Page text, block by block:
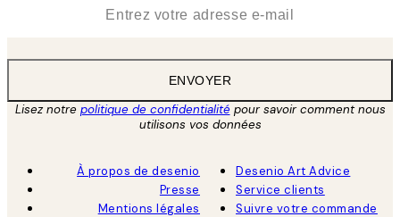
ENVOYER
Lisez notre politique de confidentialitépour savoir comment nous
utilisons vos données
À propos de desenio
Presse
Mentions légales
Desenio Art Advice
Service clients
Suivre votre commande